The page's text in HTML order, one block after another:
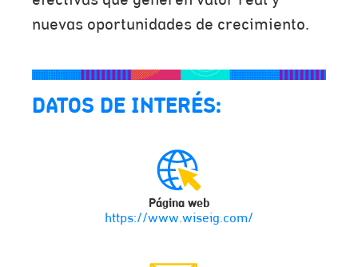
nuevas oportunidades de crecimiento.
DATOS DE INTERÉS:
Página web
https://www.wiseig.com/